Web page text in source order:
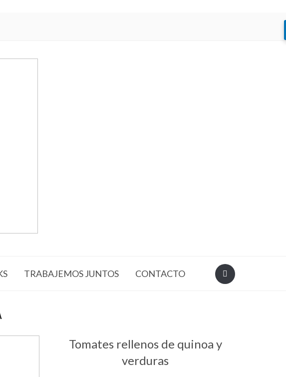
TRABAJEMOS JUNTOS CONTACTO
Tomates rellenos de quinoa y
verduras